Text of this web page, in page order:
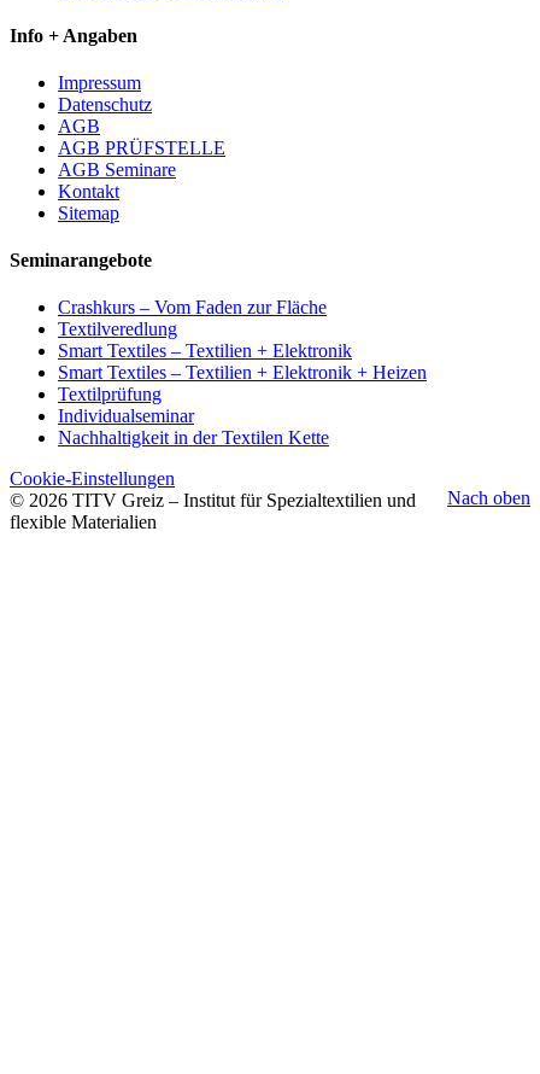
Info + Angaben
Impressum
Datenschutz
AGB
AGB PRÜFSTELLE
AGB Seminare
Kontakt
Sitemap
Seminarangebote
Crashkurs – Vom Faden zur Fläche
Textilveredlung
Smart Textiles – Textilien + Elektronik
Smart Textiles – Textilien + Elektronik + Heizen
Textilprüfung
Individualseminar
Nachhaltigkeit in der Textilen Kette
Nach oben
Cookie-Einstellungen
© 2026 TITV Greiz – Institut für Spezialtextilien und
flexible Materialien